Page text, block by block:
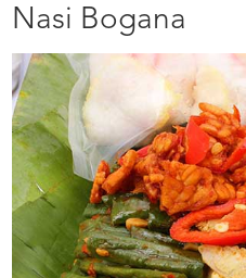
KATALOG
LOYALTY
PROGRAM
FAQ
ABOUT
US
CATERERS
TERMS
Nasi Bogana